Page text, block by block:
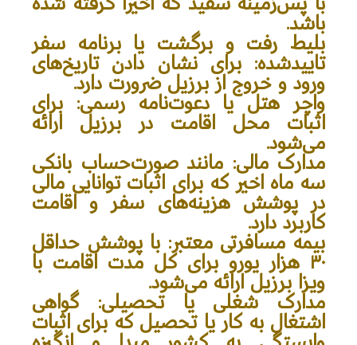
باشد.
بلیط رفت و برگشت یا برنامه سفر
تاییدشده: برای نشان دادن تاریخ‌های
ورود و خروج از برزیل ضرورت دارد.
واچر هتل یا دعوت‌نامه رسمی: برای
اثبات محل اقامت در برزیل ارائه
می‌شود.
مدارک مالی: مانند صورت‌حساب بانکی
سه ماه اخیر که برای اثبات توانایی مالی
در پوشش هزینه‌های سفر و اقامت
کاربرد دارد.
بیمه مسافرتی معتبر: با پوشش حداقل
۳۰ هزار یورو برای کل مدت اقامت با
ویزا برزیل ارائه می‌شود.
مدارک شغلی یا تحصیلی: گواهی
اشتغال به کار یا تحصیل که برای اثبات